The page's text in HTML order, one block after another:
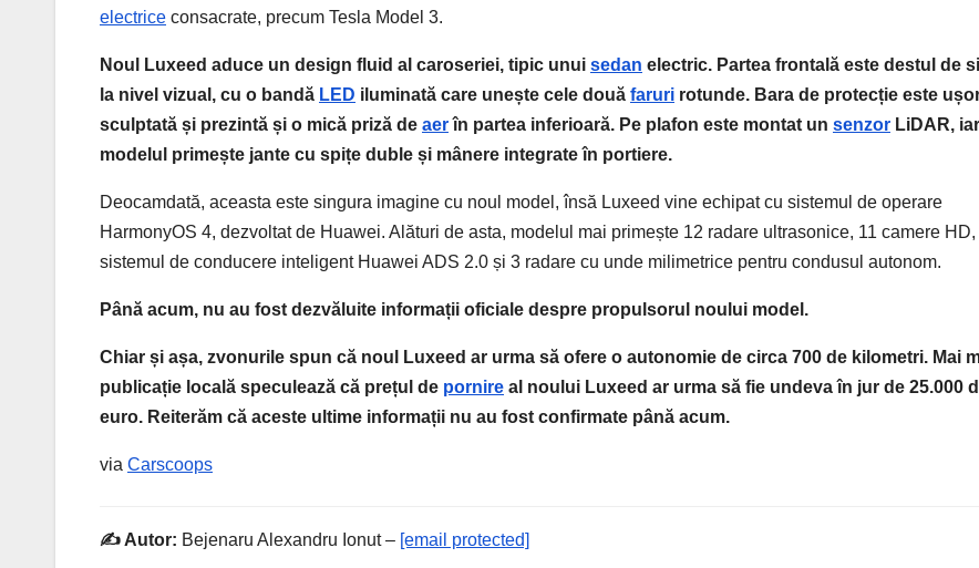
electrice consacrate, precum Tesla Model 3.
Noul Luxeed aduce un design fluid al caroseriei, tipic unui sedan electric. Partea frontală este destul de
la nivel vizual, cu o bandă LED iluminată care unește cele două faruri rotunde. Bara de protecție este
sculptată și prezintă și o mică priză de aerîn partea inferioară. Pe plafon este montat un senzor LiDAR, iar
modelul primește jante cu spițe duble și mânere integrate în portiere.
Deocamdată, aceasta este singura imagine cu noul model, însă Luxeed vine echipat cu sistemul de operare
HarmonyOS 4, dezvoltat de Huawei. Alături de asta, modelul mai primește 12 radare ultrasonice, 11 camere HD,
sistemul de conducere inteligent Huawei ADS 2.0 și 3 radare cu unde milimetrice pentru condusul autonom.
Până acum, nu au fost dezvăluite informații oficiale despre propulsorul noului model.
Chiar și așa, zvonurile spun că noul Luxeed ar urma să ofere o autonomie de circa 700 de kilometri. Mai
publicație locală speculează că prețul de pornire al noului Luxeed ar urma să fie undeva în jur de 25.000
euro. Reiterăm că aceste ultime informații nu au fost confirmate până acum.
via Carscoops
✍️ Autor: Bejenaru Alexandru Ionut – [email protected]